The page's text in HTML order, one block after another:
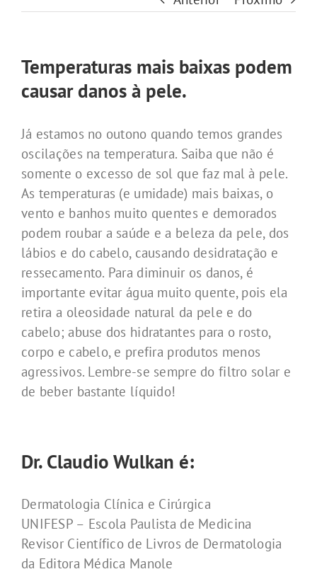
Temperaturas mais baixas podem
causar danos à pele.
Já estamos no outono quando temos grandes
oscilações na temperatura. Saiba que não é
somente o excesso de sol que faz mal à pele.
As temperaturas (e umidade) mais baixas, o
vento e banhos muito quentes e demorados
podem roubar a saúde e a beleza da pele, dos
lábios e do cabelo, causando desidratação e
ressecamento. Para diminuir os danos, é
importante evitar água muito quente, pois ela
retira a oleosidade natural da pele e do
cabelo; abuse dos hidratantes para o rosto,
corpo e cabelo, e prefira produtos menos
agressivos. Lembre-se sempre do filtro solar e
de beber bastante líquido!
Dr. Claudio Wulkan é:
Dermatologia Clínica e Cirúrgica
UNIFESP – Escola Paulista de Medicina
Revisor Científico de Livros de Dermatologia
da Editora Médica Manole